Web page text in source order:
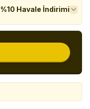
%10 Havale İndirimi